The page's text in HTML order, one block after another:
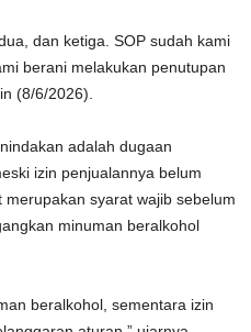
dan ketiga. SOP sudah kami
berani melakukan penutupan
(8/6/2026).
adalah dugaan
izin penjualannya belum
syarat wajib sebelum
minuman beralkohol
beralkohol, sementara izin